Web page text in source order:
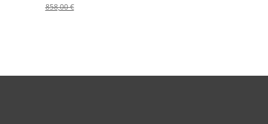
858,00 €